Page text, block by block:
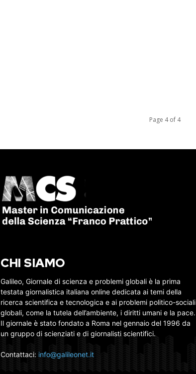
Page 4 of 4
CHI SIAMO
Galileo, Giornale di scienza e problemi globali è la prima
testata giornalistica italiana online dedicata ai temi della
ricerca scientifica e tecnologica e ai problemi politico-sociali
globali, come la tutela dell’ambiente, i diritti umani e la pace.
Il giornale è stato fondato a Roma nel gennaio del 1996 da
un gruppo di scienziati e di giornalisti scientifici.
Contattaci: info@galileonet.it